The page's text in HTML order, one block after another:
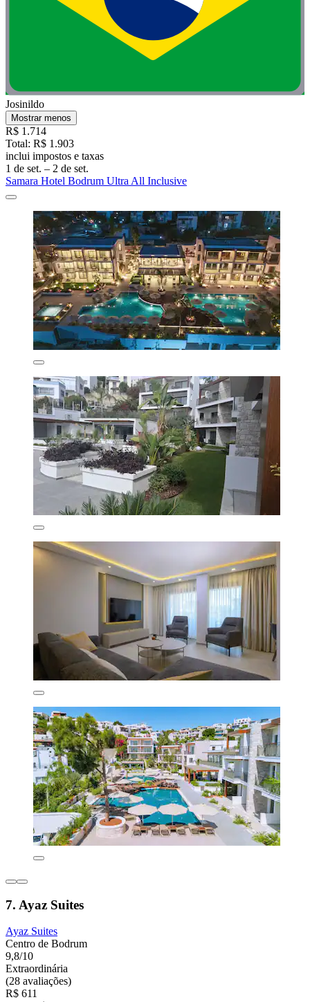
Josinildo
Mostrar menos
R$ 1.714
Total: R$ 1.903
inclui impostos e taxas
1 de set. – 2 de set.
Samara Hotel Bodrum Ultra All Inclusive
7. Ayaz Suites
Ayaz Suites
Centro de Bodrum
9,8/10
Extraordinária
(28 avaliações)
R$ 611